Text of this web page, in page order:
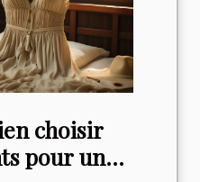
choisir
pour une